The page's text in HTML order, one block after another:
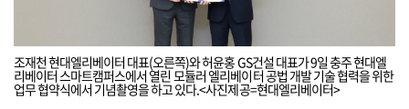
조재천 현대엘리베이터 대표(오른쪽)와 허윤홍 GS건설 대표가 9일 충주 현대엘
리베이터 스마트캠퍼스에서 열린 모듈러 엘리베이터 공법 개발 기술 협력을 위한
업무 협약식에서 기념촬영을 하고 있다.<사진제공=현대엘리베이터>